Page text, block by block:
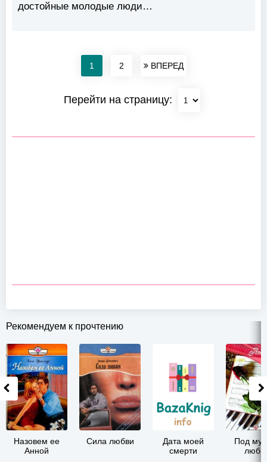
достойные молодые люди…
1 2 ВПЕРЕД
Перейти на страницу:
Рекомендуем к прочтению
Назовем ее
Анной
Сила любви
Дата моей
смерти
Под